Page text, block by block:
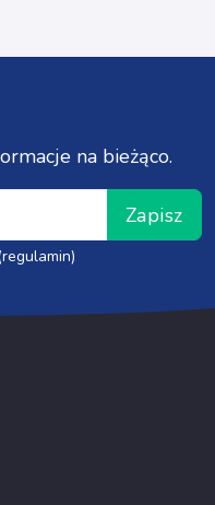
na bieżąco.
Zapisz